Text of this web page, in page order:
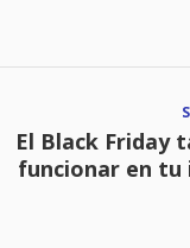
El Black Friday
funcionar en tu